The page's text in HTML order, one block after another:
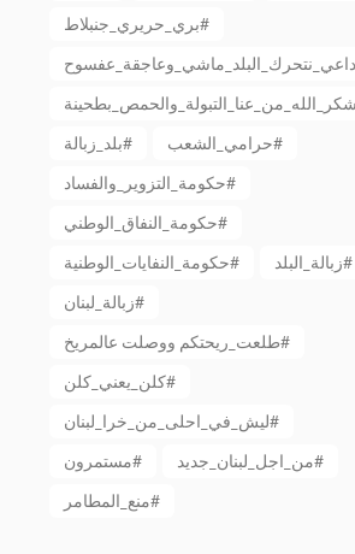
بري_حريري_جنبلاط#
بلد_زبالة#
حرامي_الشعب#
حكومة_التزوير_والفساد#
حكومة_النفاق_الوطني#
حكومة_النفايات_الوطنية#
زبالة_البلد#
زبالة_لبنان#
طلعت_ريحتكم ووصلت عالمريخ#
كلن_يعني_كلن#
ليش_في_احلى_من_خرا_لبنان#
مستمرون#
من_اجل_لبنان_جديد#
منع_المطامر#